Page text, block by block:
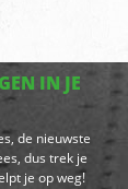
IN JE
de nieuwste
dus trek je
je op weg!